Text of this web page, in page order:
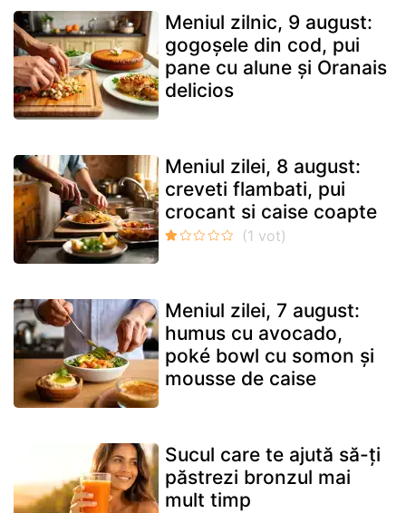
Meniul zilnic, 9 august:
gogoșele din cod, pui
pane cu alune și Oranais
delicios
Meniul zilei, 8 august:
creveti flambati, pui
crocant si caise coapte
Meniul zilei, 7 august:
humus cu avocado,
poké bowl cu somon și
mousse de caise
Sucul care te ajută să-ți
păstrezi bronzul mai
mult timp